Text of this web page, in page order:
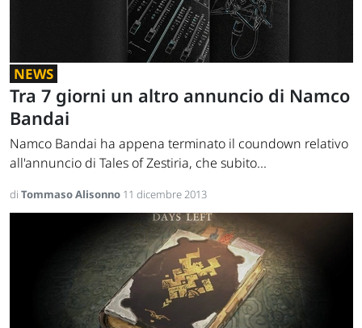
NEWS
Tra 7 giorni un altro annuncio di Namco
Bandai
Namco Bandai ha appena terminato il coundown relativo
all'annuncio di Tales of Zestiria, che subito...
di Tommaso Alisonno 11 dicembre 2013